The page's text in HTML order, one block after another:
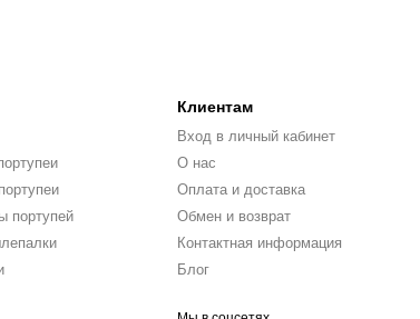
портупей
Клиентам
Вход в личный кабинет
О нас
Оплата и доставка
Обмен и возврат
Контактная информация
Блог